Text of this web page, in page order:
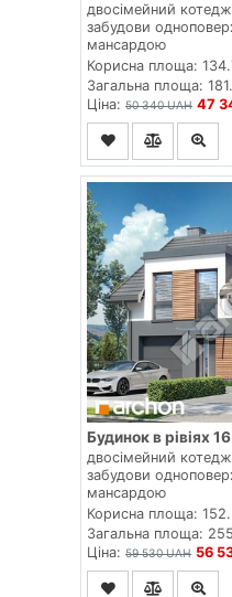
двосімейний
забудови
мансардою
Корисна площа:
Загальна площа:
Ціна: 50 340 UAH 47
Будинок в рівіях
двосімейний
забудови
мансардою
Корисна площа:
Загальна площа:
Ціна: 59 530 UAH 56